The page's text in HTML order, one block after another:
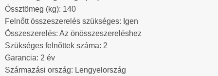
Össztömeg (kg): 140
Felnőtt összeszerelés szükséges: Igen
Összeszerelés: Az önösszeszereléshez
Szükséges felnőttek száma: 2
Garancia: 2 év
Származási ország: Lengyelország